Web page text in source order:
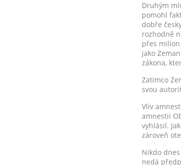
Druhým
pomohl
dobře
rozhodně
přes
jako
zákona,
Zatímco
svou
Vliv
amnestii
vyhlásil.
zároveň
Nikdo
nedá